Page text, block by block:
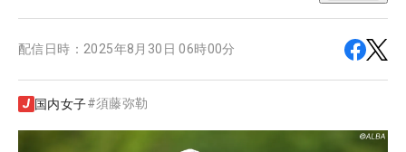
配信日時： 2025年8月30日 06時00分
国内女子#須藤弥勒